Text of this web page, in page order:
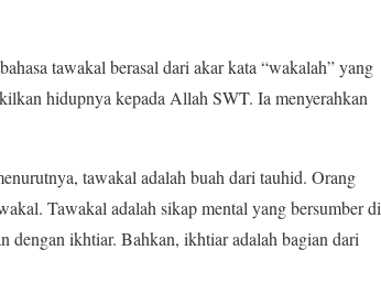
tawakal berasal dari akar kata “wakalah” yang
hidupnya kepada Allah SWT. Ia menyerahkan
tawakal adalah buah dari tauhid. Orang
Tawakal adalah sikap mental yang bersumber di
dengan ikhtiar. Bahkan, ikhtiar adalah bagian dari